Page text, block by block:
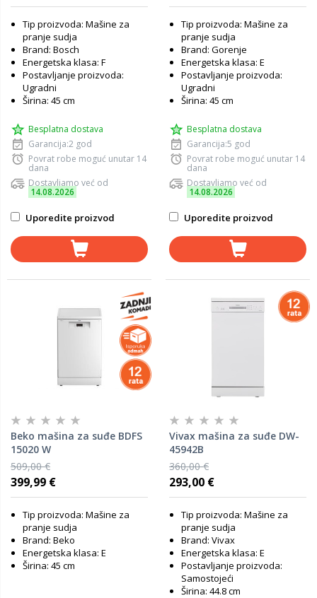
Tip proizvoda: Mašine za
pranje sudja
Brand: Bosch
Energetska klasa: F
Postavljanje proizvoda:
Ugradni
Širina: 45 cm
Besplatna dostava
Garancija:2 god
Povrat robe moguć unutar 14
dana
Dostavljamo već od
14.08.2026
Uporedite proizvod
Tip proizvoda: Mašine za
pranje sudja
Brand: Gorenje
Energetska klasa: E
Postavljanje proizvoda:
Ugradni
Širina: 45 cm
Besplatna dostava
Garancija:5 god
Povrat robe moguć unutar 14
dana
Dostavljamo već od
14.08.2026
Uporedite proizvod
Beko mašina za suđe BDFS
15020 W
509,00 €
399,99 €
Tip proizvoda: Mašine za
pranje sudja
Brand: Beko
Energetska klasa: E
Širina: 45 cm
Vivax mašina za suđe DW-
45942B
360,00 €
293,00 €
Tip proizvoda: Mašine za
pranje sudja
Brand: Vivax
Energetska klasa: E
Postavljanje proizvoda:
Samostojeći
Širina: 44.8 cm